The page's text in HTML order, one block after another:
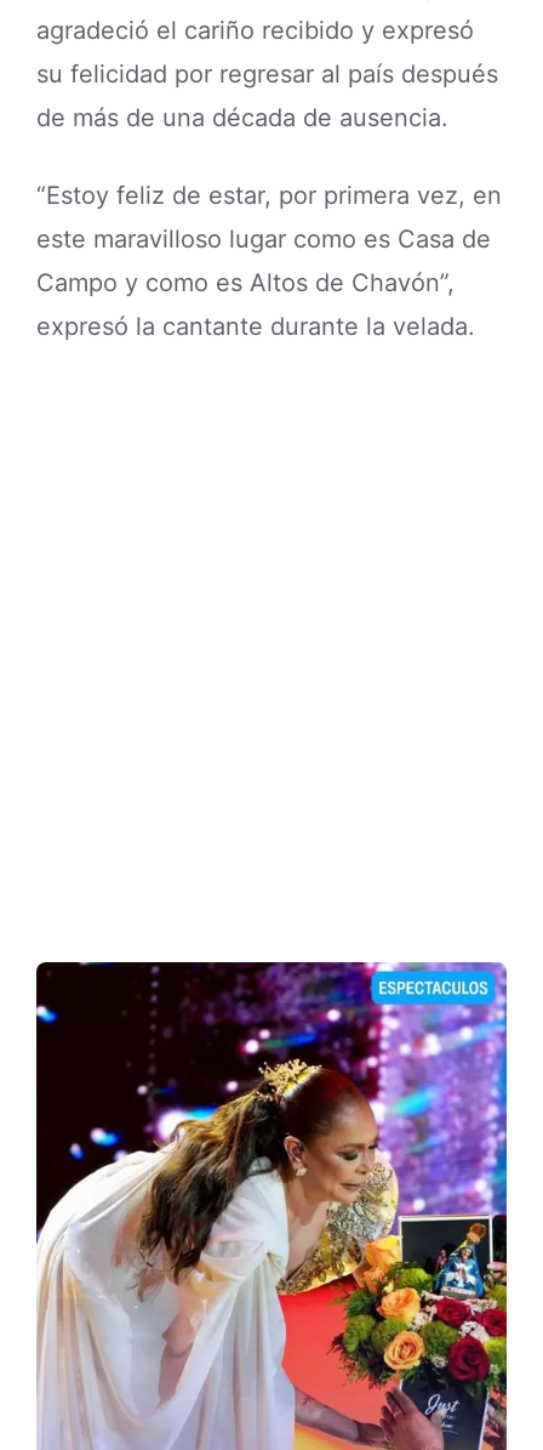
agradeció el cariño recibido y expresó
su felicidad por regresar al país después
de más de una década de ausencia.
“Estoy feliz de estar, por primera vez, en
este maravilloso lugar como es Casa de
Campo y como es Altos de Chavón”,
expresó la cantante durante la velada.